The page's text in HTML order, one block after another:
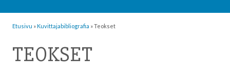
Etusivu »Kuvittaja­bibliografia »Teokset
TEOKSET